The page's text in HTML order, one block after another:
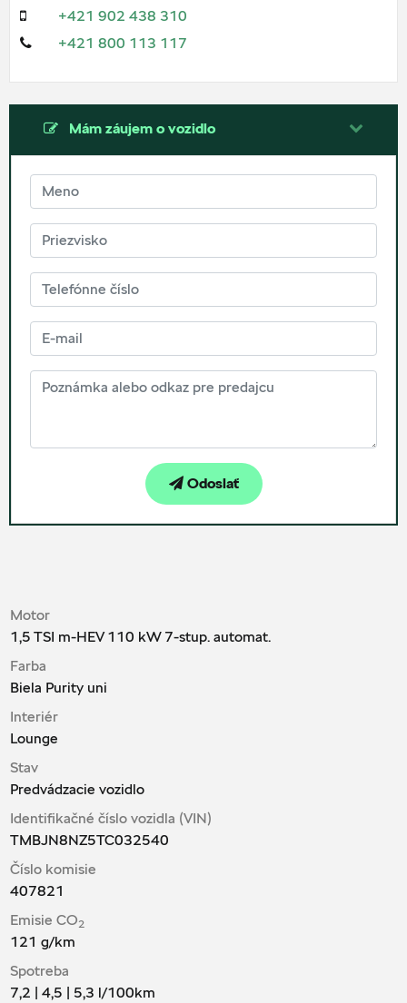
Motor
1,5 TSI m-HEV 110 kW 7-stup. automat.
Farba
Biela Purity uni
Interiér
Lounge
Stav
Predvádzacie vozidlo
Identifikačné číslo vozidla (VIN)
TMBJN8NZ5TC032540
Číslo komisie
407821
Emisie CO2
121 g/km
Spotreba
7,2 | 4,5 | 5,3 l/100km
+421 902 438 310
+421 800 113 117
Mám záujem o vozidlo
Odoslať